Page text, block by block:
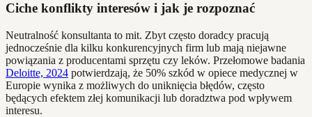
Ciche konflikty interesów i jak je rozpoznać
Neutralność konsultanta to mit. Zbyt często doradcy pracują
jednocześnie dla kilku konkurencyjnych firm lub mają niejawne
powiązania z producentami sprzętu czy leków. Przełomowe badania
Deloitte, 2024 potwierdzają, że 50% szkód w opiece medycznej w
Europie wynika z możliwych do uniknięcia błędów, często
będących efektem złej komunikacji lub doradztwa pod wpływem
interesu.